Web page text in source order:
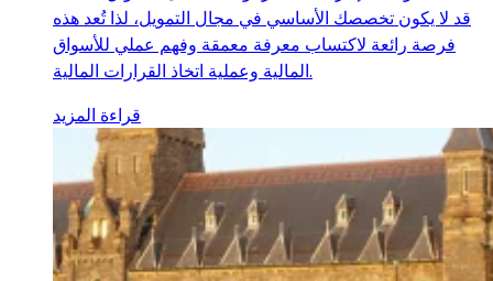
قد لا يكون تخصصك الأساسي في مجال التمويل، لذا تُعد هذه
فرصة رائعة لاكتساب معرفة معمقة وفهم عملي للأسواق
المالية وعملية اتخاذ القرارات المالية.
قراءة المزيد